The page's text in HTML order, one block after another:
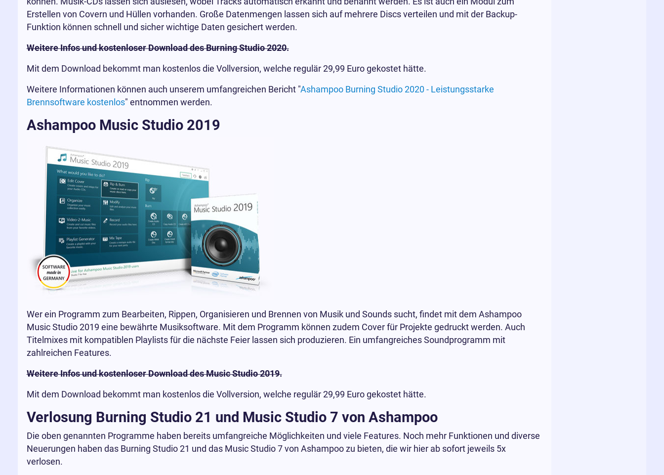
Erstellen von Covern und Hüllen vorhanden. Große Datenmengen lassen sich auf mehrere Discs verteilen und mit der Backup-
Funktion können schnell und sicher wichtige Daten gesichert werden.
Weitere Infos und kostenloser Download des Burning Studio 2020.
Mit dem Download bekommt man kostenlos die Vollversion, welche regulär 29,99 Euro gekostet hätte.
Weitere Informationen können auch unserem umfangreichen Bericht "Ashampoo Burning Studio 2020 - Leistungsstarke
Brennsoftware kostenlos" entnommen werden.
Ashampoo Music Studio 2019
Wer ein Programm zum Bearbeiten, Rippen, Organisieren und Brennen von Musik und Sounds sucht, findet mit dem Ashampoo
Music Studio 2019 eine bewährte Musiksoftware. Mit dem Programm können zudem Cover für Projekte gedruckt werden. Auch
Titelmixes mit kompatiblen Playlists für die nächste Feier lassen sich produzieren. Ein umfangreiches Soundprogramm mit
zahlreichen Features.
Weitere Infos und kostenloser Download des Music Studio 2019.
Mit dem Download bekommt man kostenlos die Vollversion, welche regulär 29,99 Euro gekostet hätte.
Verlosung Burning Studio 21 und Music Studio 7 von Ashampoo
Die oben genannten Programme haben bereits umfangreiche Möglichkeiten und viele Features. Noch mehr Funktionen und diverse
Neuerungen haben das Burning Studio 21 und das Music Studio 7 von Ashampoo zu bieten, die wir hier ab sofort jeweils 5x
verlosen.